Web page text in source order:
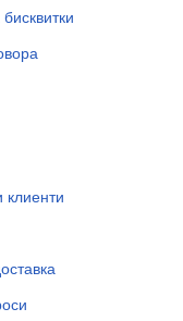
клиенти